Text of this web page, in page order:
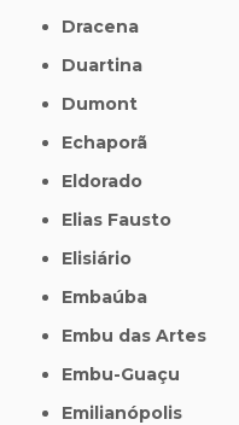
Dracena
Duartina
Dumont
Echaporã
Eldorado
Elias Fausto
Elisiário
Embaúba
Embu das Artes
Embu-Guaçu
Emilianópolis